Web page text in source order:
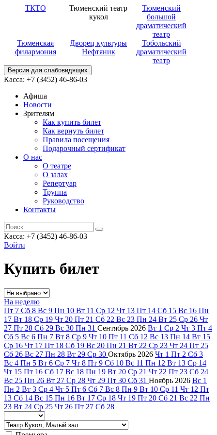
ТКТО
Тюменский театр
кукол
Тюменский
большой
драматический
театр
Тюменская
филармония
Дворец культуры
Нефтяник
Тобольский
драматический
театр
Версия для слабовидящих
Касса: +7 (3452) 46-86-03
Афиша
Новости
Зрителям
Как купить билет
Как вернуть билет
Правила посещения
Подарочный сертификат
О нас
О театре
О залах
Репертуар
Труппа
Руководство
Контакты
Касса: +7 (3452) 46-86-03
Войти
Купить билет
На неделю
Пт 7 Сб 8 Вс 9 Пн 10 Вт 11 Ср 12 Чт 13 Пт 14 Сб 15 Вс 16 Пн
17 Вт 18 Ср 19 Чт 20 Пт 21 Сб 22 Вс 23 Пн 24 Вт 25 Ср 26 Чт
27 Пт 28 Сб 29 Вс 30 Пн 31 Сентябрь 2026 Вт 1 Ср 2 Чт 3 Пт 4
Сб 5 Вс 6 Пн 7 Вт 8 Ср 9 Чт 10 Пт 11 Сб 12 Вс 13 Пн 14 Вт 15
Ср 16 Чт 17 Пт 18 Сб 19 Вс 20 Пн 21 Вт 22 Ср 23 Чт 24 Пт 25
Сб 26 Вс 27 Пн 28 Вт 29 Ср 30 Октябрь 2026 Чт 1 Пт 2 Сб 3
Вс 4 Пн 5 Вт 6 Ср 7 Чт 8 Пт 9 Сб 10 Вс 11 Пн 12 Вт 13 Ср 14
Чт 15 Пт 16 Сб 17 Вс 18 Пн 19 Вт 20 Ср 21 Чт 22 Пт 23 Сб 24
Вс 25 Пн 26 Вт 27 Ср 28 Чт 29 Пт 30 Сб 31 Ноябрь 2026 Вс 1
Пн 2 Вт 3 Ср 4 Чт 5 Пт 6 Сб 7 Вс 8 Пн 9 Вт 10 Ср 11 Чт 12 Пт
13 Сб 14 Вс 15 Пн 16 Вт 17 Ср 18 Чт 19 Пт 20 Сб 21 Вс 22 Пн
23 Вт 24 Ср 25 Чт 26 Пт 27 Сб 28